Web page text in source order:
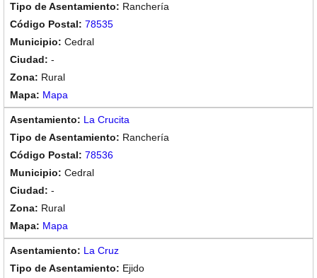
Ranchería
78535
Cedral
-
Rural
Mapa
La Crucita
Ranchería
78536
Cedral
-
Rural
Mapa
La Cruz
Ejido